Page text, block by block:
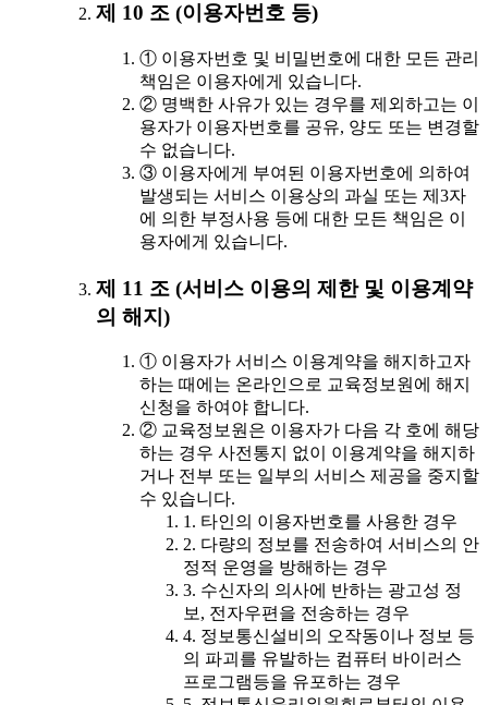
제 10 조 (이용자번호 등)
① 이용자번호 및 비밀번호에 대한 모든 관리
책임은 이용자에게 있습니다.
② 명백한 사유가 있는 경우를 제외하고는 이
용자가 이용자번호를 공유, 양도 또는 변경할
수 없습니다.
③ 이용자에게 부여된 이용자번호에 의하여
발생되는 서비스 이용상의 과실 또는 제3자
에 의한 부정사용 등에 대한 모든 책임은 이
용자에게 있습니다.
제 11 조 (서비스 이용의 제한 및 이용계약
의 해지)
① 이용자가 서비스 이용계약을 해지하고자
하는 때에는 온라인으로 교육정보원에 해지
신청을 하여야 합니다.
② 교육정보원은 이용자가 다음 각 호에 해당
하는 경우 사전통지 없이 이용계약을 해지하
거나 전부 또는 일부의 서비스 제공을 중지할
수 있습니다.
1. 타인의 이용자번호를 사용한 경우
2. 다량의 정보를 전송하여 서비스의 안
정적 운영을 방해하는 경우
3. 수신자의 의사에 반하는 광고성 정
보, 전자우편을 전송하는 경우
4. 정보통신설비의 오작동이나 정보 등
의 파괴를 유발하는 컴퓨터 바이러스
프로그램등을 유포하는 경우